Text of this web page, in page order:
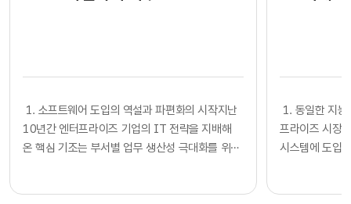
​​ 1. 소프트웨어 도입의 역설과 파편화의 시작지난
10년간 엔터프라이즈 기업의 IT 전략을 지배해
온 핵심 기조는 부서별 업무 생산성 극대화를 위한
1. 동일한 지
프라이즈 시장
시스템에 도입